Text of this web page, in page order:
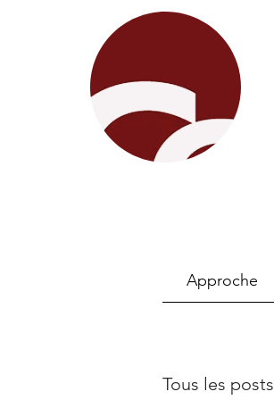
Approche
Tous les posts